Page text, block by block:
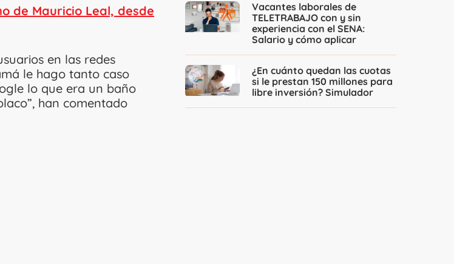
de Mauricio Leal, desde
en las redes
le hago tanto caso
lo que era un baño
han comentado
Vacantes laborales de
TELETRABAJO con y sin
experiencia con el SENA:
Salario y cómo aplicar
¿En cuánto quedan las cuotas
si le prestan 150 millones para
libre inversión? Simulador